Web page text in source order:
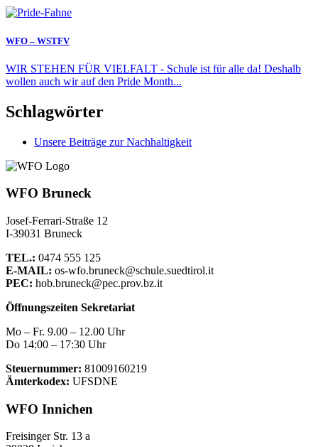
WFO – WSTFV
WIR STEHEN FÜR VIELFALT - Schule ist für alle da! Deshalb
wollen auch wir auf den Pride Month...
Schlagwörter
Unsere Beiträge zur Nachhaltigkeit
WFO Bruneck
Josef-Ferrari-Straße 12
I-39031 Bruneck
TEL.: 0474 555 125
E-MAIL: os-wfo.bruneck@schule.suedtirol.it
PEC: hob.bruneck@pec.prov.bz.it
Öffnungszeiten Sekretariat
Mo – Fr. 9.00 – 12.00 Uhr
Do 14:00 – 17:30 Uhr
Steuernummer: 81009160219
Ämterkodex: UFSDNE
WFO Innichen
Freisinger Str. 13 a